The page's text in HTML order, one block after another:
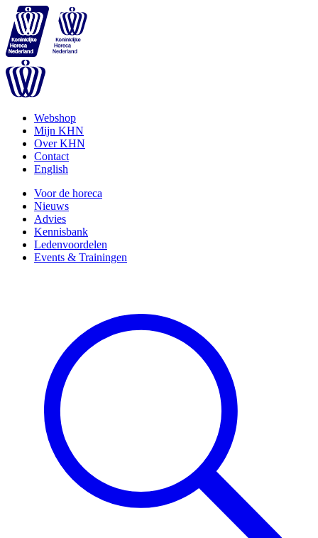
Webshop
Mijn KHN
Over KHN
Contact
English
Voor de horeca
Nieuws
Advies
Kennisbank
Ledenvoordelen
Events & Trainingen